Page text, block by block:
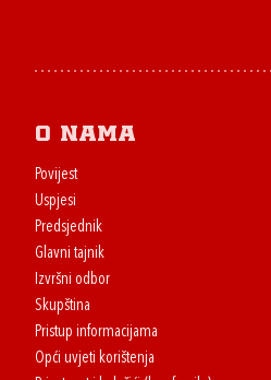
O nama
Povijest
Uspjesi
Predsjednik
Glavni tajnik
Izvršni odbor
Skupština
Pristup informacijama
Opći uvjeti korištenja